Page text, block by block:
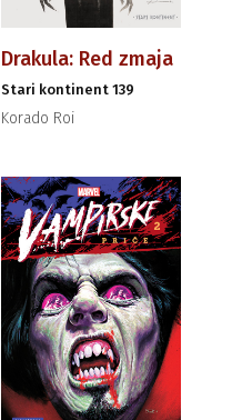
Drakula: Red zmaja
Stari kontinent 139
Korado Roi